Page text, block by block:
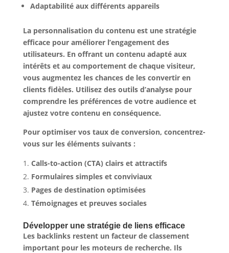
Adaptabilité aux différents appareils
La personnalisation du contenu est une stratégie
efficace pour améliorer l’engagement des
utilisateurs. En offrant un contenu adapté aux
intérêts et au comportement de chaque visiteur,
vous augmentez les chances de les convertir en
clients fidèles. Utilisez des outils d’analyse pour
comprendre les préférences de votre audience et
ajustez votre contenu en conséquence.
Pour optimiser vos taux de conversion, concentrez-
vous sur les éléments suivants :
Calls-to-action (CTA) clairs et attractifs
Formulaires simples et conviviaux
Pages de destination optimisées
Témoignages et preuves sociales
Développer une stratégie de liens efficace
Les backlinksrestent un facteur de classement
important pour les moteurs de recherche. Ils